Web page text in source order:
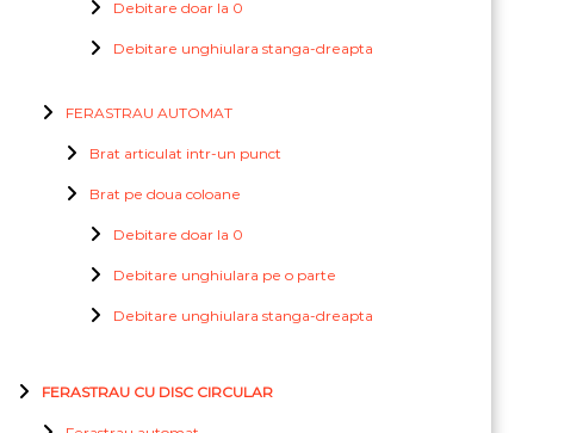
Debitare doar la 0
Debitare unghiulara stanga-dreapta
FERASTRAU AUTOMAT
Brat articulat intr-un punct
Brat pe doua coloane
Debitare doar la 0
Debitare unghiulara pe o parte
Debitare unghiulara stanga-dreapta
FERASTRAU CU DISC CIRCULAR